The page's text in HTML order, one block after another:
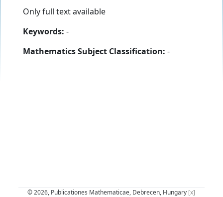
Only full text available
Keywords: -
Mathematics Subject Classification: -
© 2026, Publicationes Mathematicae, Debrecen, Hungary [x]